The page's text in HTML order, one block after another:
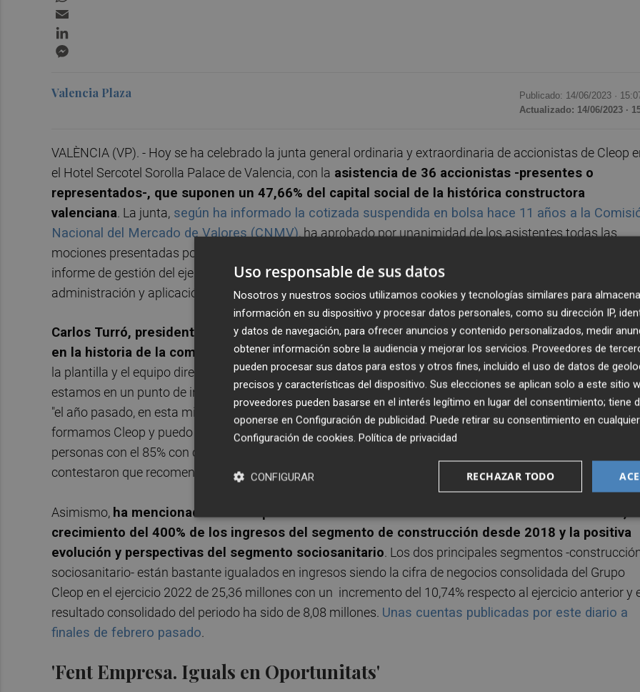
Valencia Plaza Publicado: 14/06/2023 ·
Actualizado: 14/06/2023 ·
VALÈNCIA (VP). - Hoy se ha celebrado la junta general ordinaria y extraordinaria de accionistas de Cleop
el Hotel Sercotel Sorolla Palace de Valencia, con la asistencia de 36 accionistas -presentes o
representados-, que suponen un 47,66% del capital social de la histórica constructora
valenciana. La junta, según ha informado la cotizada suspendida en bolsa hace 11 años a la
Nacional del Mercado de Valores (CNMV), ha aprobado por unanimidad de los asistentes todas las
mociones presentadas por el consejo de administración, entre las que cabe destacar: las cuentas anuales e
informe de gestión del ejercicio 2022, tanto individual como del grupo consolidado; la gestión del consejo
administración y aplicación de resultados.
Carlos Turró, presidente del consejo, ha manifestado que "el ejercicio 2022 ha sido
en la historia de la compañía
. Desde 2012, hemos pasado años difíciles que, con la ilusión y el trabajo
la plantilla y el equipo directivo, unido al compromiso de los accionistas, se han superado con éxito. Hoy,
estamos en un punto de inflexión y podemos decir que iniciamos una nueva etapa". Continuó diciendo
"el año pasado, en esta misma junta, planteé como reto mantener el vínculo emocional de las personas
formamos Cleop y puedo decir con orgullo, que lo hemos conseguido. Hemos incrementado hasta las 527
personas con el 85% con contrato indefinido. En una encuesta de satisfacción realizada, un 99%
contestaron que recomendarían trabajar en ella a un familiar o conocido".
Asimismo, ha mencionado otros aspectos como la evolución favorable del fondo de maniobra, el
crecimiento del 400% de los ingresos del segmento de construcción desde 2018 y la positiva
evolución y perspectivas del segmento sociosanitario. Los dos principales segmentos -
sociosanitario- están bastante igualados en ingresos siendo la cifra de negocios consolidada del Grupo
Cleop en el ejercicio 2022 de 25,36 millones con un incremento del 10,74% respecto al ejercicio anterior y
resultado consolidado del periodo ha sido de 8,08 millones. Unas cuentas publicadas por este diario a
finales de febrero pasado.
'Fent Empresa. Iguals en Oportunitats'
Uso responsable de sus datos
Nosotros y nuestros socios utilizamos cookies y tecnologías similares para
información en su dispositivo y procesar datos personales, como su dirección IP,
y datos de navegación, para ofrecer anuncios y contenido personalizados, medir
obtener información sobre la audiencia y mejorar los servicios. Proveedores de
pueden procesar sus datos para estos y otros fines, incluido el uso de datos de
precisos y características del dispositivo. Sus elecciones se aplican solo a este sitio
proveedores pueden basarse en el interés legítimo en lugar del consentimiento; tiene
oponerse en Configuración de publicidad. Puede retirar su consentimiento en
Configuración de cookies. Política de privacidad
RECHAZAR TODO
CONFIGURAR